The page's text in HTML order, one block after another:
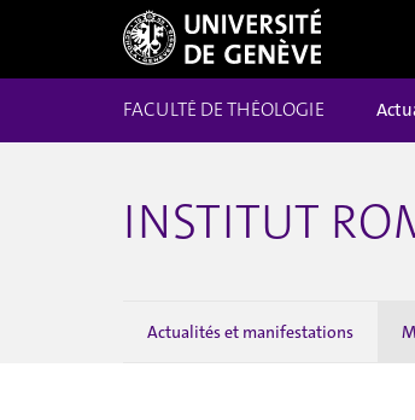
FACULTÉ DE THÉOLOGIE
INSTITUT
Actualités et manifestations